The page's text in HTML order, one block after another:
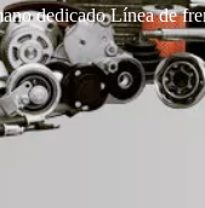
dedicado Línea de